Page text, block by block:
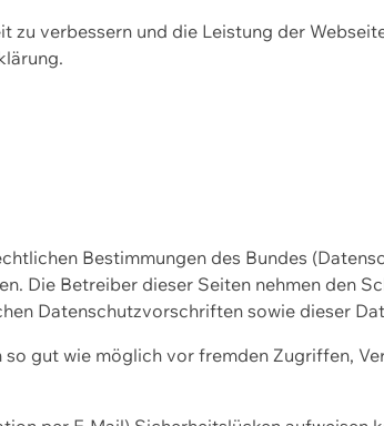
verbessern und die Leistung der
Bestimmungen des Bundes
Die Betreiber dieser Seiten nehmen den
Datenschutzvorschriften sowie dieser
gut wie möglich vor fremden Zugriffen,